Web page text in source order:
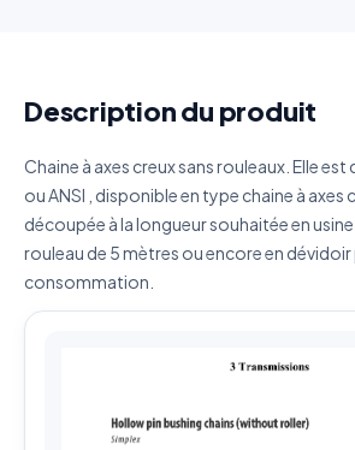
Description du produit
Chaine à axes creux sans rouleaux. Elle est
ou ANSI , disponible en type chaine à axes
découpée à la longueur souhaitée en
rouleau de 5 mètres ou encore en
consommation.
ma demande.Politique de
Envoyer ma demande
Vos données sont protégées et ne